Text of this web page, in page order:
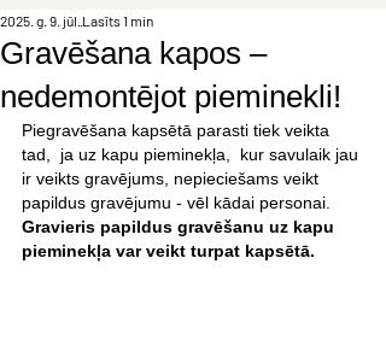
Gravēšana kapos –
nedemontējot pieminekli!
2025. g. 9. jūl. Lasīts 1 min
Piegravēšana kapsētā parasti tiek veikta
tad,  ja uz kapu pieminekļa,  kur savulaik jau
ir veikts gravējums, nepieciešams veikt
papildus gravējumu - vēl kādai personai.
Gravieris papildus gravēšanu uz kapu
pieminekļa var veikt turpat kapsētā.